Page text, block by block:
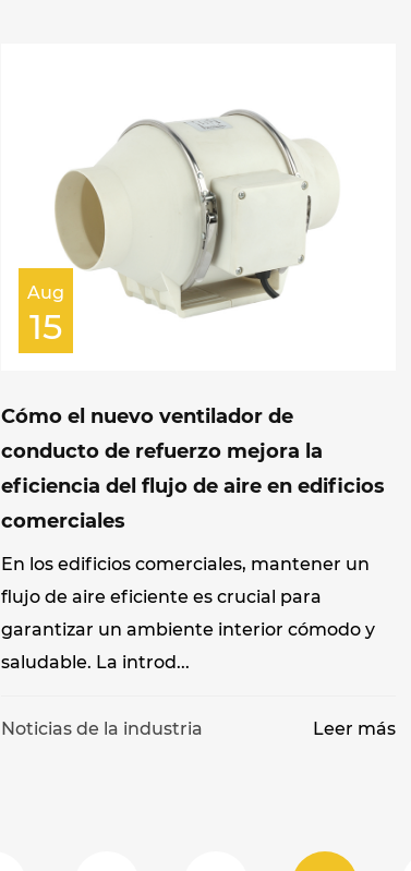
Aug
15
Cómo el nuevo ventilador de
conducto de refuerzo mejora la
eficiencia del flujo de aire en edificios
comerciales
En los edificios comerciales, mantener un
flujo de aire eficiente es crucial para
garantizar un ambiente interior cómodo y
saludable. La introd...
Noticias de la industria Leer más